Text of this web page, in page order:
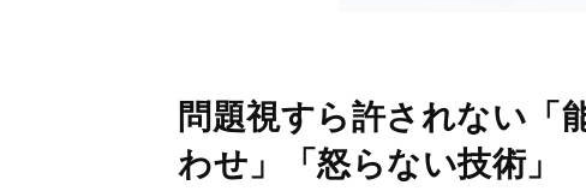
問題視すら許されない「
わせ」「怒らない技術」